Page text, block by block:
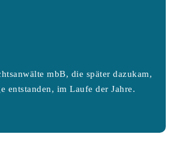
mbB, die später dazukam,
entstanden, im Laufe der Jahre.